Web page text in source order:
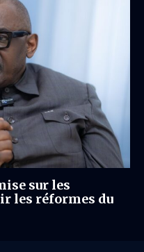
sur les
les réformes du